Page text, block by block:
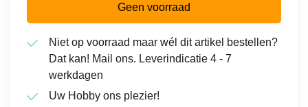
Geen voorraad
Niet op voorraad maar wél dit artikel bestellen?
Dat kan! Mail ons. Leverindicatie 4 - 7
werkdagen
Uw Hobby ons plezier!